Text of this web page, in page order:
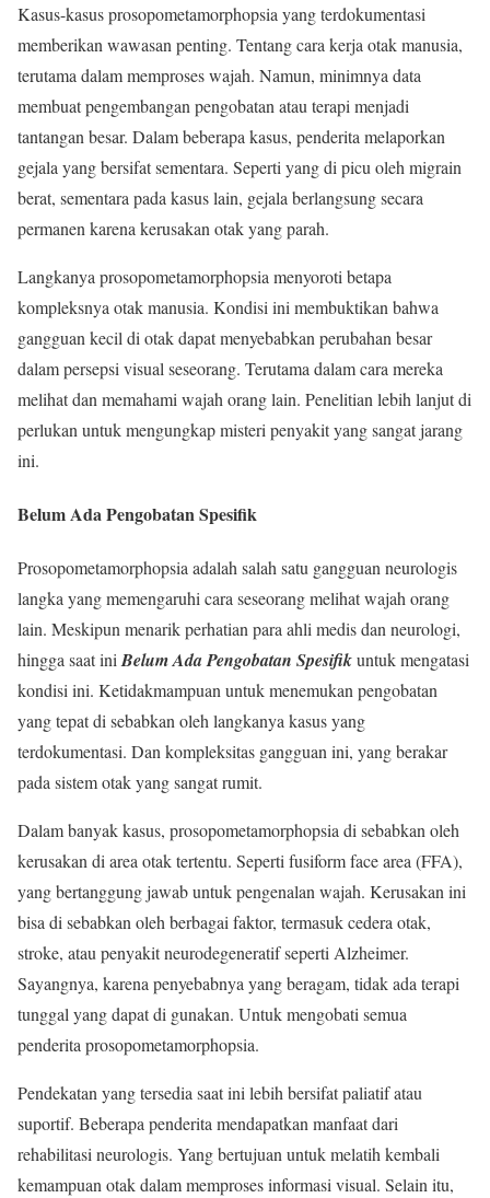
Kasus-kasus prosopometamorphopsia yang terdokumentasi
memberikan wawasan penting. Tentang cara kerja otak manusia,
terutama dalam memproses wajah. Namun, minimnya data
membuat pengembangan pengobatan atau terapi menjadi
tantangan besar. Dalam beberapa kasus, penderita melaporkan
gejala yang bersifat sementara. Seperti yang di picu oleh migrain
berat, sementara pada kasus lain, gejala berlangsung secara
permanen karena kerusakan otak yang parah.
Langkanya prosopometamorphopsia menyoroti betapa
kompleksnya otak manusia. Kondisi ini membuktikan bahwa
gangguan kecil di otak dapat menyebabkan perubahan besar
dalam persepsi visual seseorang. Terutama dalam cara mereka
melihat dan memahami wajah orang lain. Penelitian lebih lanjut di
perlukan untuk mengungkap misteri penyakit yang sangat jarang
ini.
Belum Ada Pengobatan Spesifik
Prosopometamorphopsia adalah salah satu gangguan neurologis
langka yang memengaruhi cara seseorang melihat wajah orang
lain. Meskipun menarik perhatian para ahli medis dan neurologi,
hingga saat ini Belum Ada Pengobatan Spesifikuntuk mengatasi
kondisi ini. Ketidakmampuan untuk menemukan pengobatan
yang tepat di sebabkan oleh langkanya kasus yang
terdokumentasi. Dan kompleksitas gangguan ini, yang berakar
pada sistem otak yang sangat rumit.
Dalam banyak kasus, prosopometamorphopsia di sebabkan oleh
kerusakan di area otak tertentu. Seperti fusiform face area (FFA),
yang bertanggung jawab untuk pengenalan wajah. Kerusakan ini
bisa di sebabkan oleh berbagai faktor, termasuk cedera otak,
stroke, atau penyakit neurodegeneratif seperti Alzheimer.
Sayangnya, karena penyebabnya yang beragam, tidak ada terapi
tunggal yang dapat di gunakan. Untuk mengobati semua
penderita prosopometamorphopsia.
Pendekatan yang tersedia saat ini lebih bersifat paliatif atau
suportif. Beberapa penderita mendapatkan manfaat dari
rehabilitasi neurologis. Yang bertujuan untuk melatih kembali
kemampuan otak dalam memproses informasi visual. Selain itu,